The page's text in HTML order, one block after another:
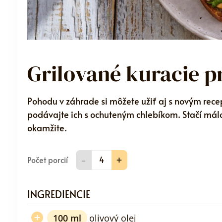
Grilované kuracie
Pohodu v záhrade si môžete užiť aj s novým
podávajte ich s ochuteným chlebíkom. Stačí
okamžite.
Počet porcií - +
INGREDIENCIE
100ml olivový olej